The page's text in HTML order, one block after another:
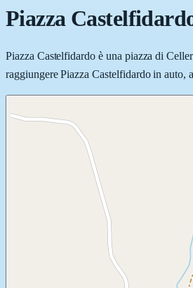
Piazza
Piazza Castelfidardo è una piazza di
raggiungere Piazza Castelfidardo in